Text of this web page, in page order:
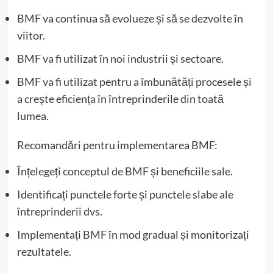
BMF va continua să evolueze și să se dezvolte în
viitor.
BMF va fi utilizat în noi industrii și sectoare.
BMF va fi utilizat pentru a îmbunătăți procesele și
a crește eficiența în întreprinderile din toată
lumea.
Recomandări pentru implementarea BMF:
Înțelegeți conceptul de BMF și beneficiile sale.
Identificați punctele forte și punctele slabe ale
întreprinderii dvs.
Implementați BMF în mod gradual și monitorizați
rezultatele.